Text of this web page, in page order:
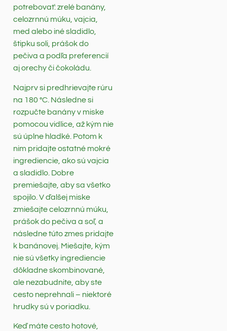
potrebovať: zrelé banány,
celozrnnú múku, vajcia,
med alebo iné sladidlo,
štipku soli, prášok do
pečiva a podľa preferencií
aj orechy či čokoládu.
Najprv si predhrievajte rúru
na 180 °C. Následne si
rozpučte banány v miske
pomocou vidlice, až kým nie
sú úplne hladké. Potom k
nim pridajte ostatné mokré
ingrediencie, ako sú vajcia
a sladidlo. Dobre
premiešajte, aby sa všetko
spojilo. V ďalšej miske
zmiešajte celozrnnú múku,
prášok do pečiva a soľ, a
následne túto zmes pridajte
k banánovej. Miešajte, kým
nie sú všetky ingrediencie
dôkladne skombinované,
ale nezabudnite, aby ste
cesto neprehnali – niektoré
hrudky sú v poriadku.
Keď máte cesto hotové,